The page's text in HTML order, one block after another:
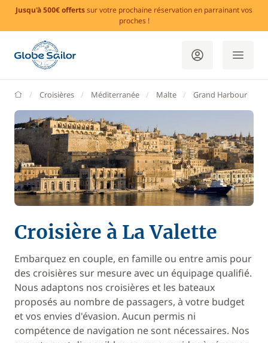
Jusqu'à 500€ offertssur votre prochaine réservation en parrainant vos
proches !
GlobeSailor
Croisières Méditerranée Malte Grand Harbour
Croisière à La Valette
Embarquez en couple, en famille ou entre amis pour
des croisières sur mesure avec un équipage qualifié.
Nous adaptons nos croisières et les bateaux
proposés au nombre de passagers, à votre budget
et vos envies d'évasion. Aucun permis ni
compétence de navigation ne sont nécessaires. Nos